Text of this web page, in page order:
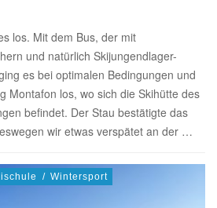
los. Mit dem Bus, der mit
und natürlich Skijungendlager-
es bei optimalen Bedingungen und
Montafon los, wo sich die Skihütte des
befindet. Der Stau bestätigte das
wir etwas verspätet an der …
/ Wintersport